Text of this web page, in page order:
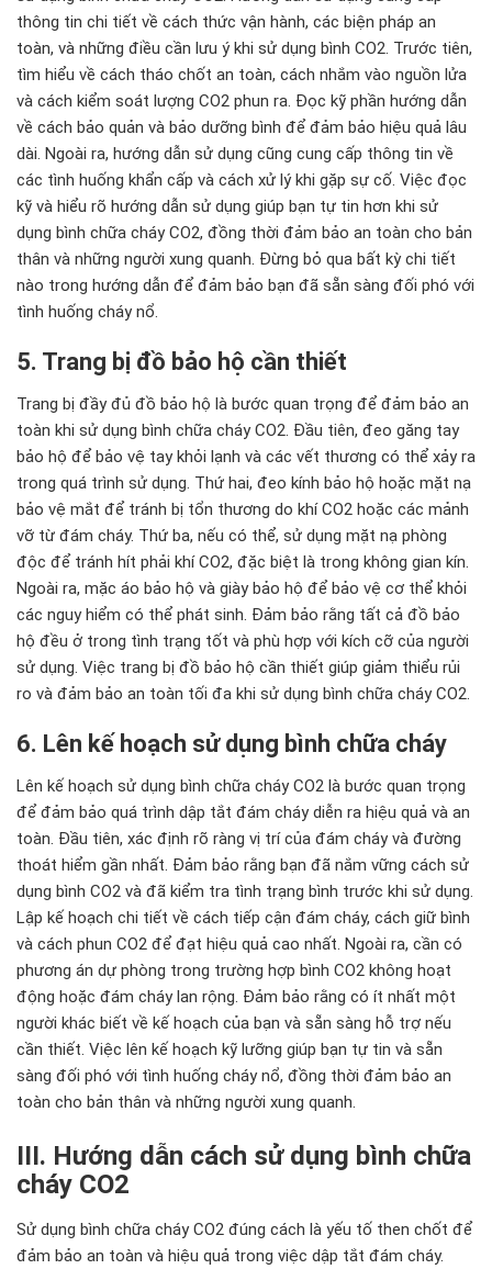
thông tin chi tiết về cách thức vận hành, các biện pháp an
toàn, và những điều cần lưu ý khi sử dụng bình CO2. Trước tiên,
tìm hiểu về cách tháo chốt an toàn, cách nhắm vào nguồn lửa
và cách kiểm soát lượng CO2 phun ra. Đọc kỹ phần hướng dẫn
về cách bảo quản và bảo dưỡng bình để đảm bảo hiệu quả lâu
dài. Ngoài ra, hướng dẫn sử dụng cũng cung cấp thông tin về
các tình huống khẩn cấp và cách xử lý khi gặp sự cố. Việc đọc
kỹ và hiểu rõ hướng dẫn sử dụng giúp bạn tự tin hơn khi sử
dụng bình chữa cháy CO2, đồng thời đảm bảo an toàn cho bản
thân và những người xung quanh. Đừng bỏ qua bất kỳ chi tiết
nào trong hướng dẫn để đảm bảo bạn đã sẵn sàng đối phó với
tình huống cháy nổ.
5. Trang bị đồ bảo hộ cần thiết
Trang bị đầy đủ đồ bảo hộ là bước quan trọng để đảm bảo an
toàn khi sử dụng bình chữa cháy CO2. Đầu tiên, đeo găng tay
bảo hộ để bảo vệ tay khỏi lạnh và các vết thương có thể xảy ra
trong quá trình sử dụng. Thứ hai, đeo kính bảo hộ hoặc mặt nạ
bảo vệ mắt để tránh bị tổn thương do khí CO2 hoặc các mảnh
vỡ từ đám cháy. Thứ ba, nếu có thể, sử dụng mặt nạ phòng
độc để tránh hít phải khí CO2, đặc biệt là trong không gian kín.
Ngoài ra, mặc áo bảo hộ và giày bảo hộ để bảo vệ cơ thể khỏi
các nguy hiểm có thể phát sinh. Đảm bảo rằng tất cả đồ bảo
hộ đều ở trong tình trạng tốt và phù hợp với kích cỡ của người
sử dụng. Việc trang bị đồ bảo hộ cần thiết giúp giảm thiểu rủi
ro và đảm bảo an toàn tối đa khi sử dụng bình chữa cháy CO2.
6. Lên kế hoạch sử dụng bình chữa cháy
Lên kế hoạch sử dụng bình chữa cháy CO2 là bước quan trọng
để đảm bảo quá trình dập tắt đám cháy diễn ra hiệu quả và an
toàn. Đầu tiên, xác định rõ ràng vị trí của đám cháy và đường
thoát hiểm gần nhất. Đảm bảo rằng bạn đã nắm vững cách sử
dụng bình CO2 và đã kiểm tra tình trạng bình trước khi sử dụng.
Lập kế hoạch chi tiết về cách tiếp cận đám cháy, cách giữ bình
và cách phun CO2 để đạt hiệu quả cao nhất. Ngoài ra, cần có
phương án dự phòng trong trường hợp bình CO2 không hoạt
động hoặc đám cháy lan rộng. Đảm bảo rằng có ít nhất một
người khác biết về kế hoạch của bạn và sẵn sàng hỗ trợ nếu
cần thiết. Việc lên kế hoạch kỹ lưỡng giúp bạn tự tin và sẵn
sàng đối phó với tình huống cháy nổ, đồng thời đảm bảo an
toàn cho bản thân và những người xung quanh.
III. Hướng dẫn cách sử dụng bình chữa
cháy CO2
Sử dụng bình chữa cháy CO2 đúng cách là yếu tố then chốt để
đảm bảo an toàn và hiệu quả trong việc dập tắt đám cháy.